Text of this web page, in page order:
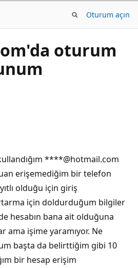
Oturum açın
oturum
****@hotmail.com
erişemediğim bir telefon
olduğu için giriş
için doldurduğum bilgiler
hesabın bana ait olduğuna
ama işime yaramıyor. Ne
başta da belirttiğim gibi 10
bir hesap erişim